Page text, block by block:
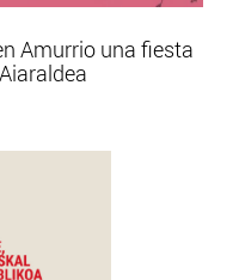
Amurrio una fiesta